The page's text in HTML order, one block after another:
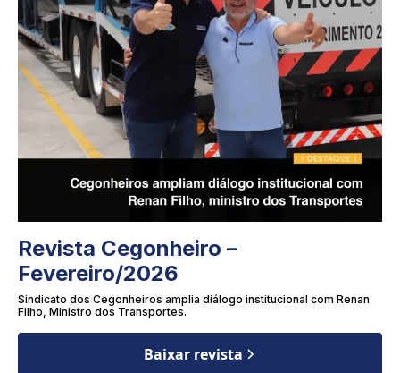
Revista Cegonheiro –
Fevereiro/2026
Sindicato dos Cegonheiros amplia diálogo institucional com Renan
Filho, Ministro dos Transportes.
Baixar revista